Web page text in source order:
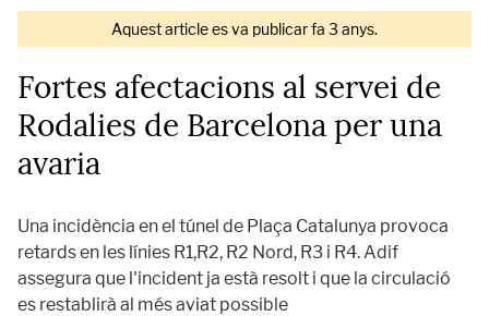
Aquest article es va publicar fa 3 anys.
Fortes afectacions al servei de
Rodalies de Barcelona per una
avaria
Una incidència en el túnel de Plaça Catalunya provoca
retards en les línies R1,R2, R2 Nord, R3 i R4. Adif
assegura que l'incident ja està resolt i que la circulació
es restablirà al més aviat possible